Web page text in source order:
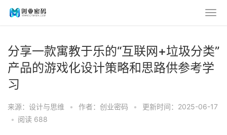
分享一款寓教于乐的“互联网+垃圾分类”
产品的游戏化设计策略和思路供参考学
习
来源：设计与思维 • 作者：创业密码 •
更新时间：2025-06-17
• 阅读 688